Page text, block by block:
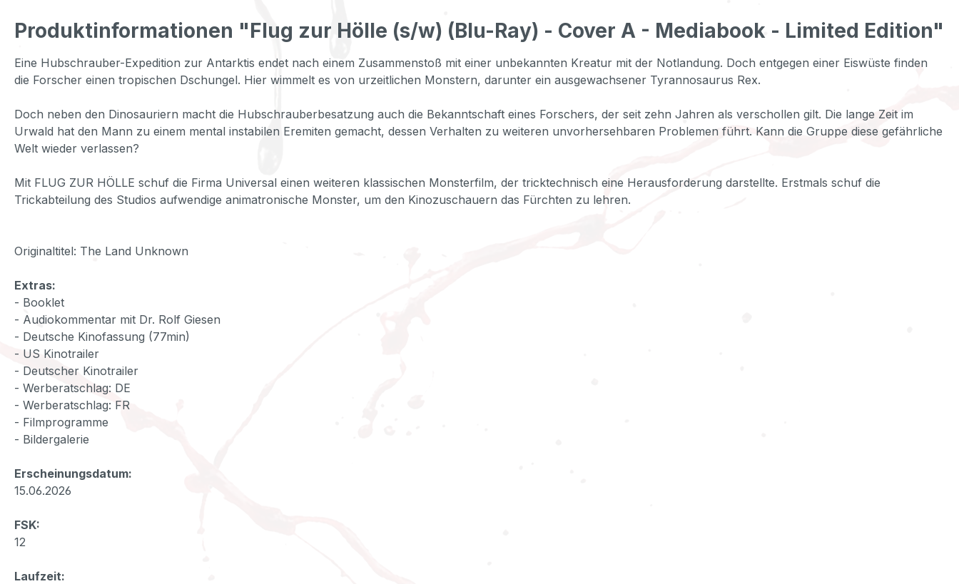
Produktinformationen "Flug zur Hölle (s/w) (Blu-Ray) - Cover A - Mediabook - Limited Edition"
Eine Hubschrauber-Expedition zur Antarktis endet nach einem Zusammenstoß mit einer unbekannten Kreatur mit der Notlandung. Doch entgegen einer Eiswüste finden
die Forscher einen tropischen Dschungel. Hier wimmelt es von urzeitlichen Monstern, darunter ein ausgewachsener Tyrannosaurus Rex.
Doch neben den Dinosauriern macht die Hubschrauberbesatzung auch die Bekanntschaft eines Forschers, der seit zehn Jahren als verschollen gilt. Die lange Zeit im
Urwald hat den Mann zu einem mental instabilen Eremiten gemacht, dessen Verhalten zu weiteren unvorhersehbaren Problemen führt. Kann die Gruppe diese gefährliche
Welt wieder verlassen?
Mit FLUG ZUR HÖLLE schuf die Firma Universal einen weiteren klassischen Monsterfilm, der tricktechnisch eine Herausforderung darstellte. Erstmals schuf die
Trickabteilung des Studios aufwendige animatronische Monster, um den Kinozuschauern das Fürchten zu lehren.
Originaltitel: The Land Unknown
Extras:
- Booklet
- Audiokommentar mit Dr. Rolf Giesen
- Deutsche Kinofassung (77min)
- US Kinotrailer
- Deutscher Kinotrailer
- Werberatschlag: DE
- Werberatschlag: FR
- Filmprogramme
- Bildergalerie
Erscheinungsdatum:
15.06.2026
FSK:
12
Laufzeit: